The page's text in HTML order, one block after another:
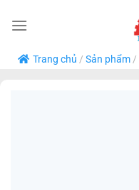
qua
dung
Trang chủ / Sản phẩm/